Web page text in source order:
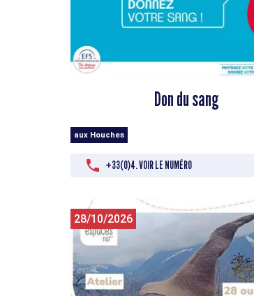
Don du sang
aux Houches
+33(0)4. VOIR LE NUMÉRO
28/10/2026